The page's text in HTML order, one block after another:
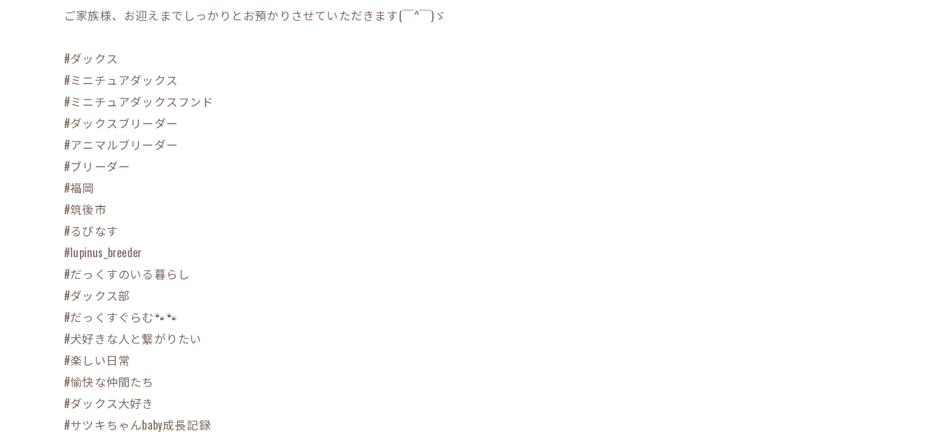
ご家族様、お迎えまでしっかりとお預かりさせていただきます(￣^￣)ゞ
#ダックス
#ミニチュアダックス
#ミニチュアダックスフンド
#ダックスブリーダー
#アニマルブリーダー
#ブリーダー
#福岡
#筑後市
#るぴなす
#lupinus_breeder
#だっくすのいる暮らし
#ダックス部
#だっくすぐらむ🐾🐾
#犬好きな人と繋がりたい
#楽しい日常
#愉快な仲間たち
#ダックス大好き
#サツキちゃんbaby成長記録